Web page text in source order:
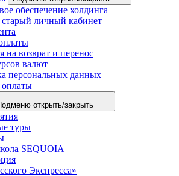
обеспечение холдинга
личный кабинет
на возврат и перенос
валют
персональных данных
открыть/закрыть
туры
SEQUOIA
Экспресса»